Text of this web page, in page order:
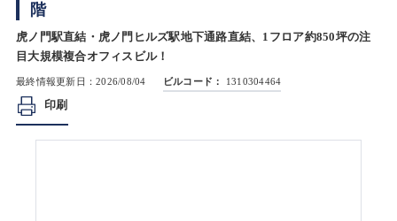
階
虎ノ門駅直結・虎ノ門ヒルズ駅地下通路直結、1フロア約850坪の注
目大規模複合オフィスビル！
最終情報更新日：2026/08/04 ビルコード： 1310304464
印刷